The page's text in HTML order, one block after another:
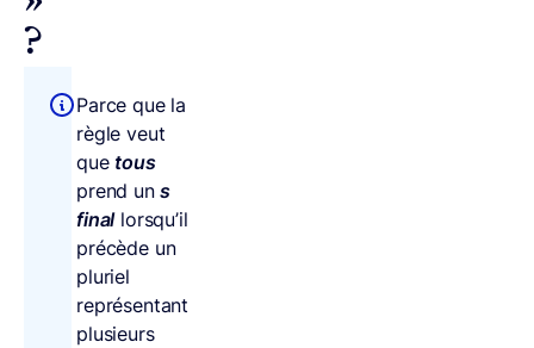
?
Parce que la
règle veut
que tous
prend uns
finallorsqu’il
précède un
pluriel
représentant
plusieurs